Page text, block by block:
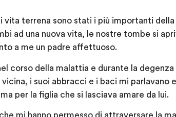
vita terrena sono stati i più importanti
ad una nuova vita, le nostre tombe si
a me un padre affettuoso.
corso della malattia e durante la
i suoi abbracci e i baci mi parlavano
per la figlia che si lasciava amare da lui.
mi hanno permesso di attraversare la